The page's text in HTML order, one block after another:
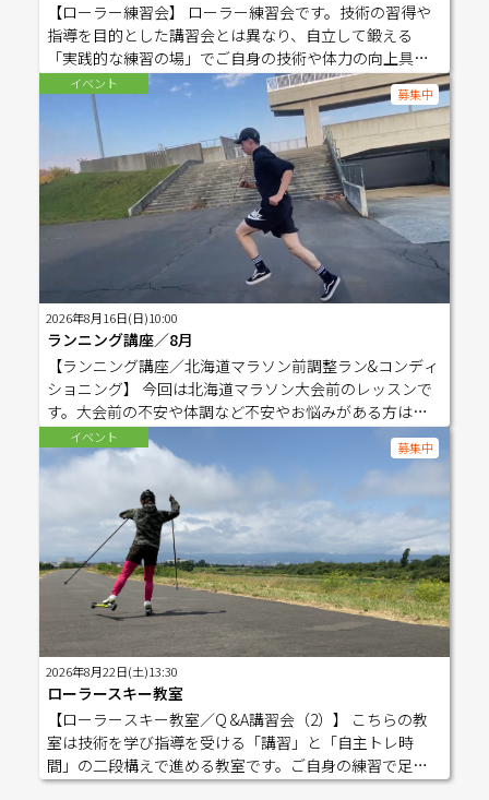
【ローラー練習会】 ローラー練習会です。技術の習得や
指導を目的とした講習会とは異なり、自立して鍛える
「実践的な練習の場」でご自身の技術や体力の向上具合
をご自身でチェックできます。コーチと一緒に滑走しな
がらポイント的な指摘を受け（どこが良い、悪い）、ご
自身で意識し考えながら工夫して滑走します。 成長す
るためには「指導を受け悩みを確認改善する講習会」と
「自立して挑む実践練習」の両方をバランスよく活用す
ることが重要です。講習では新しい技術を学び、正しい
方向性を教わる場ですが、一方で「練習会」は指導のな
い環境でご自身の判断力や実力を客観的に確かめるトレ
ーニングの場になります。練習会で現状の実力をチェッ
クし、足りないと感じた部分を講習会で補う。このサイ
クルが確実な実力向上へ繋がります。ご自身の現在地を
確認する実践の場として、ぜひ練習会をご活用くださ
い。 ※詳しい指導は含まれませんのでご了承ください。
【開催予定日】 7/12(日)、7/25(土)、8/9(日)、9/13(日)、1
0/11(日) 【その他】 ◆短めの周回コースで持久走をメイ
ンにトレーニングします。 ◆練習場所は基本真駒内です
が、イベントなどの都合で変更する場合もあります。 ◆
練習会は毎月第2日曜日、または第４土曜日開催予定で
す。(月1〜2回で変動します。） ◆毎回9時30分開始です。
◆水分は持ち歩ける状態でご持参ください。 ◆技術指導
や疑問を解決するための講習会は別途ご用意していま
す。ご活用ください。 ◆こちらの講座は、10月末までの
オフシーズン中の練習会限定の企画です。シーズン登録
でのお申込みがお得になりますが、雨天中止等の場合に
おける受講料の返金はございません。予めご了承の上お
申し込みください。 ----------------------------------------------
------------------ ◾️暖かい服装でご参加ください。 ■雨天は
中止になります。場所変更する場合は事前に登録者には
ご連絡いたします。 ■※スクール活動中に起因する事故
等が起きた場合、その責任を当スクールや担当指導者に
問うことなく自己の責任において対応することを承諾
イベント
募集中
2026年8月16日(日)10:00
ランニング講座／8月
【ランニング講座／北海道マラソン前調整ラン&コンディ
ショニング】 今回は北海道マラソン大会前のレッスンで
す。大会前の不安や体調など不安やお悩みがある方は一
緒にトレーニングしませんか？ ＜こんな方におすすめで
す＞ ・大会を目指して走っている方・自己流のフォーム
に限界を感じている方・練習の成果がなかなか結果に結
びつかない方・コーチの指導を受けながらトレーニング
に励みたい方 ランニング用にアレンジされた独自のメソ
ッドを学び、仲間と一緒に「正しい走り」を身につけま
しょう！ 【ストレッチマット】は各自ご準備ください。 -
------------------------------------------------------ 【受講にあた
っての注意事項】□対象： すでに走行経験のある中級者
向けです（ペース・距離は問いません）。 ※ゼロから始
めたい方や、基礎をじっくり学びたい方は「プライベー
トレッスン」を推奨しています。□継続受講のメリット:
各回でテーマが変わります。継続して参加することで、身
体への理解がより深まります。□個別相談: 個人の癖や怪
我の不安、個別メニューの相談は「プライベートレッス
ン」にて承ります。ご相談ください。 【持ち物・その
イベント
募集中
2026年8月22日(土)13:30
ローラースキー教室
【ローラースキー教室／Q &A講習会（2）】 こちらの教
室は技術を学び指導を受ける「講習」と「自主トレ時
間」の二段構えで進める教室です。ご自身の練習で足り
ないと感じる部分や疑問に対し、客観的な視点からアド